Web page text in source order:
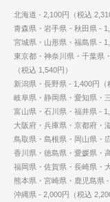
北海道 - 2,100円（税込
青森県・岩手県・秋田県 -
宮城県・山形県・福島県 -
東京都・神奈川県・千葉県
（税込 1,540円）
新潟県・長野県 - 1,400円（
岐阜県・静岡県・愛知県・
富山県・石川県・福井県 -
大阪府・兵庫県・京都府・
鳥取県・島根県・岡山県・
香川県・徳島県・愛媛県・
福岡県・佐賀県・長崎県・
熊本県・宮崎県・鹿児島県 -
沖縄県 - 2,000円（税込